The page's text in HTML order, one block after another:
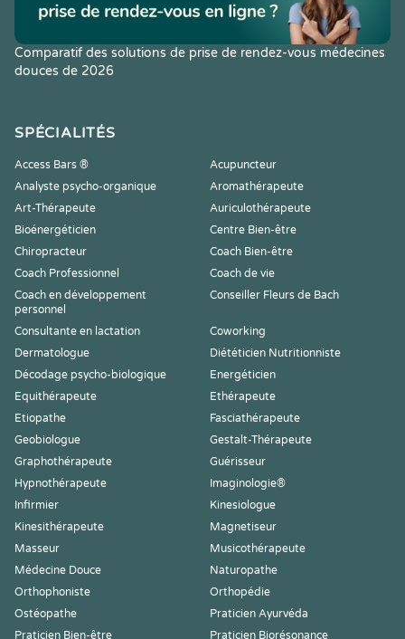
Comparatif des solutions de prise de rendez-vous médecines
douces de 2026
SPÉCIALITÉS
Access Bars ®
Acupuncteur
Analyste psycho-organique
Aromathérapeute
Art-Thérapeute
Auriculothérapeute
Bioénergéticien
Centre Bien-être
Chiropracteur
Coach Bien-être
Coach Professionnel
Coach de vie
Coach en développement
personnel
Conseiller Fleurs de Bach
Consultante en lactation
Coworking
Dermatologue
Diététicien Nutritionniste
Décodage psycho-biologique
Energéticien
Equithérapeute
Ethérapeute
Etiopathe
Fasciathérapeute
Geobiologue
Gestalt-Thérapeute
Graphothérapeute
Guérisseur
Hypnothérapeute
Imaginologie®
Infirmier
Kinesiologue
Kinesithérapeute
Magnetiseur
Masseur
Musicothérapeute
Médecine Douce
Naturopathe
Orthophoniste
Orthopédie
Ostéopathe
Praticien Ayurvéda
Praticien Bien-être
Praticien Biorésonance